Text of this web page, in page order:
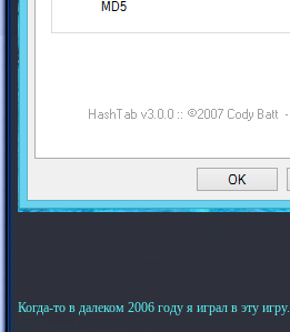
Когда-то в далеком 2006 году я играл в эту игру.